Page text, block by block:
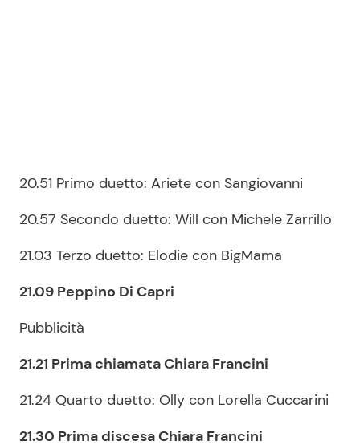
20.51 Primo duetto: Ariete con Sangiovanni
20.57 Secondo duetto: Will con Michele Zarrillo
21.03 Terzo duetto: Elodie con BigMama
21.09 Peppino Di Capri
Pubblicità
21.21 Prima chiamata Chiara Francini
21.24 Quarto duetto: Olly con Lorella Cuccarini
21.30 Prima discesa Chiara Francini